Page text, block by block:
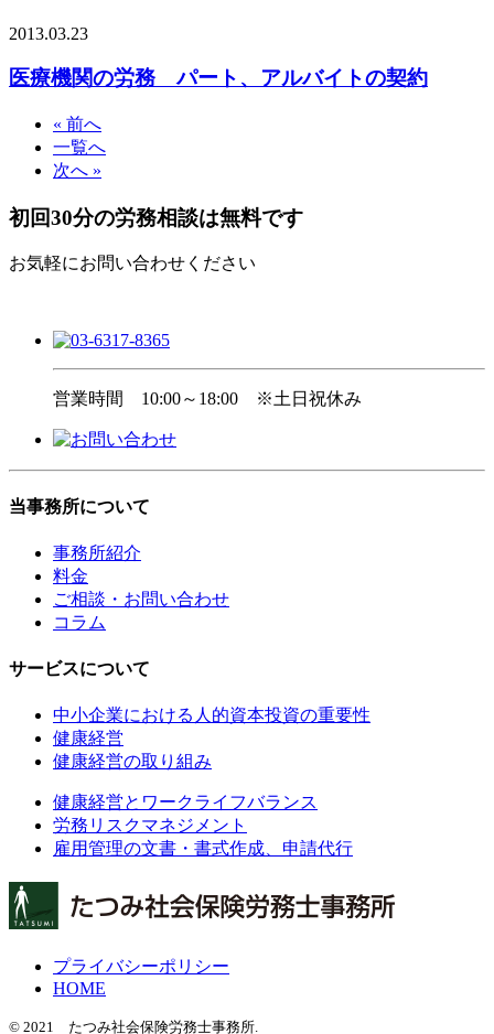
2013.03.23
医療機関の労務 パート、アルバイトの契約
« 前へ
一覧へ
次へ »
初回30分の労務相談は無料です
お気軽にお問い合わせください
営業時間 10:00～18:00 ※土日祝休み
当事務所について
事務所紹介
料金
ご相談・お問い合わせ
コラム
サービスについて
中小企業における人的資本投資の重要性
健康経営
健康経営の取り組み
健康経営とワークライフバランス
労務リスクマネジメント
雇用管理の文書・書式作成、申請代行
プライバシーポリシー
HOME
© 2021 たつみ社会保険労務士事務所.